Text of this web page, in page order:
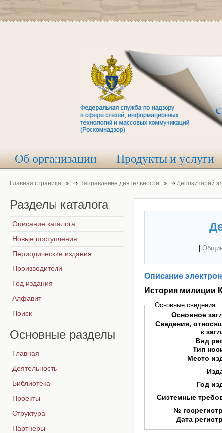
Об организации Продукты и услуги
Главная страница ⇒ Направление деятельности ⇒ Депозитарий
Описание
История милиции
Основные сведения
Основное
Сведения,
к
Вид
Тип
Место
Год
Системные
№
Дата
Разделы каталога
Описание каталога
Новые поступления
Периодические издания
Производители
Год издания
Алфавит
Поиск
Основные разделы
Главная
Деятельность
Библиотека
Проекты
Структура
Партнеры